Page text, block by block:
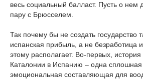
весь социальный балласт. Пусть о нем
пару с Брюсселем.
Так почему бы не создать государство
испанская прибыль, а не безработица
этому располагает. Во-первых,
Каталонии в Испанию – одна сплошная
эмоциональная составляющая для